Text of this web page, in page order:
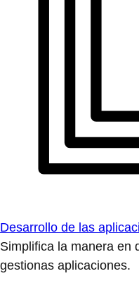
Desarrollo de las
Simplifica la manera en
gestionas aplicaciones.